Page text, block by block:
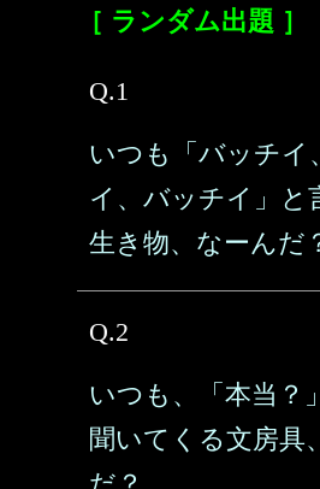
［ ランダム出題 ］
Q.1
いつも「バッチイ
イ、バッチイ」と
生き物、なーんだ
Q.2
いつも、「本当？
聞いてくる文房具